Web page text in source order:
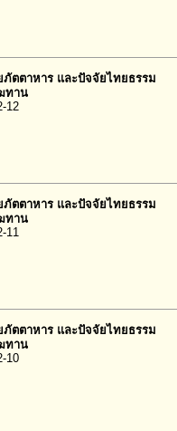
ภัตตาหาร และปัจจัยไทยธรรม
ทาน
12
ภัตตาหาร และปัจจัยไทยธรรม
ทาน
11
ภัตตาหาร และปัจจัยไทยธรรม
ทาน
10